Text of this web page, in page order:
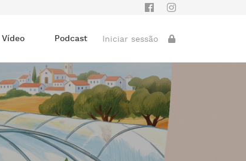
Vídeo Podcast Iniciar sessão